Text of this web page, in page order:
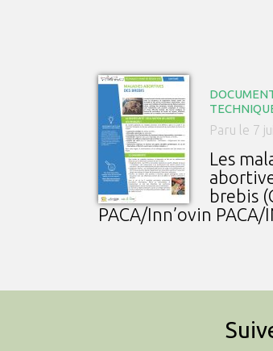
Paru le 7
Les
brebis
PACA/Inn’ovin PACA/